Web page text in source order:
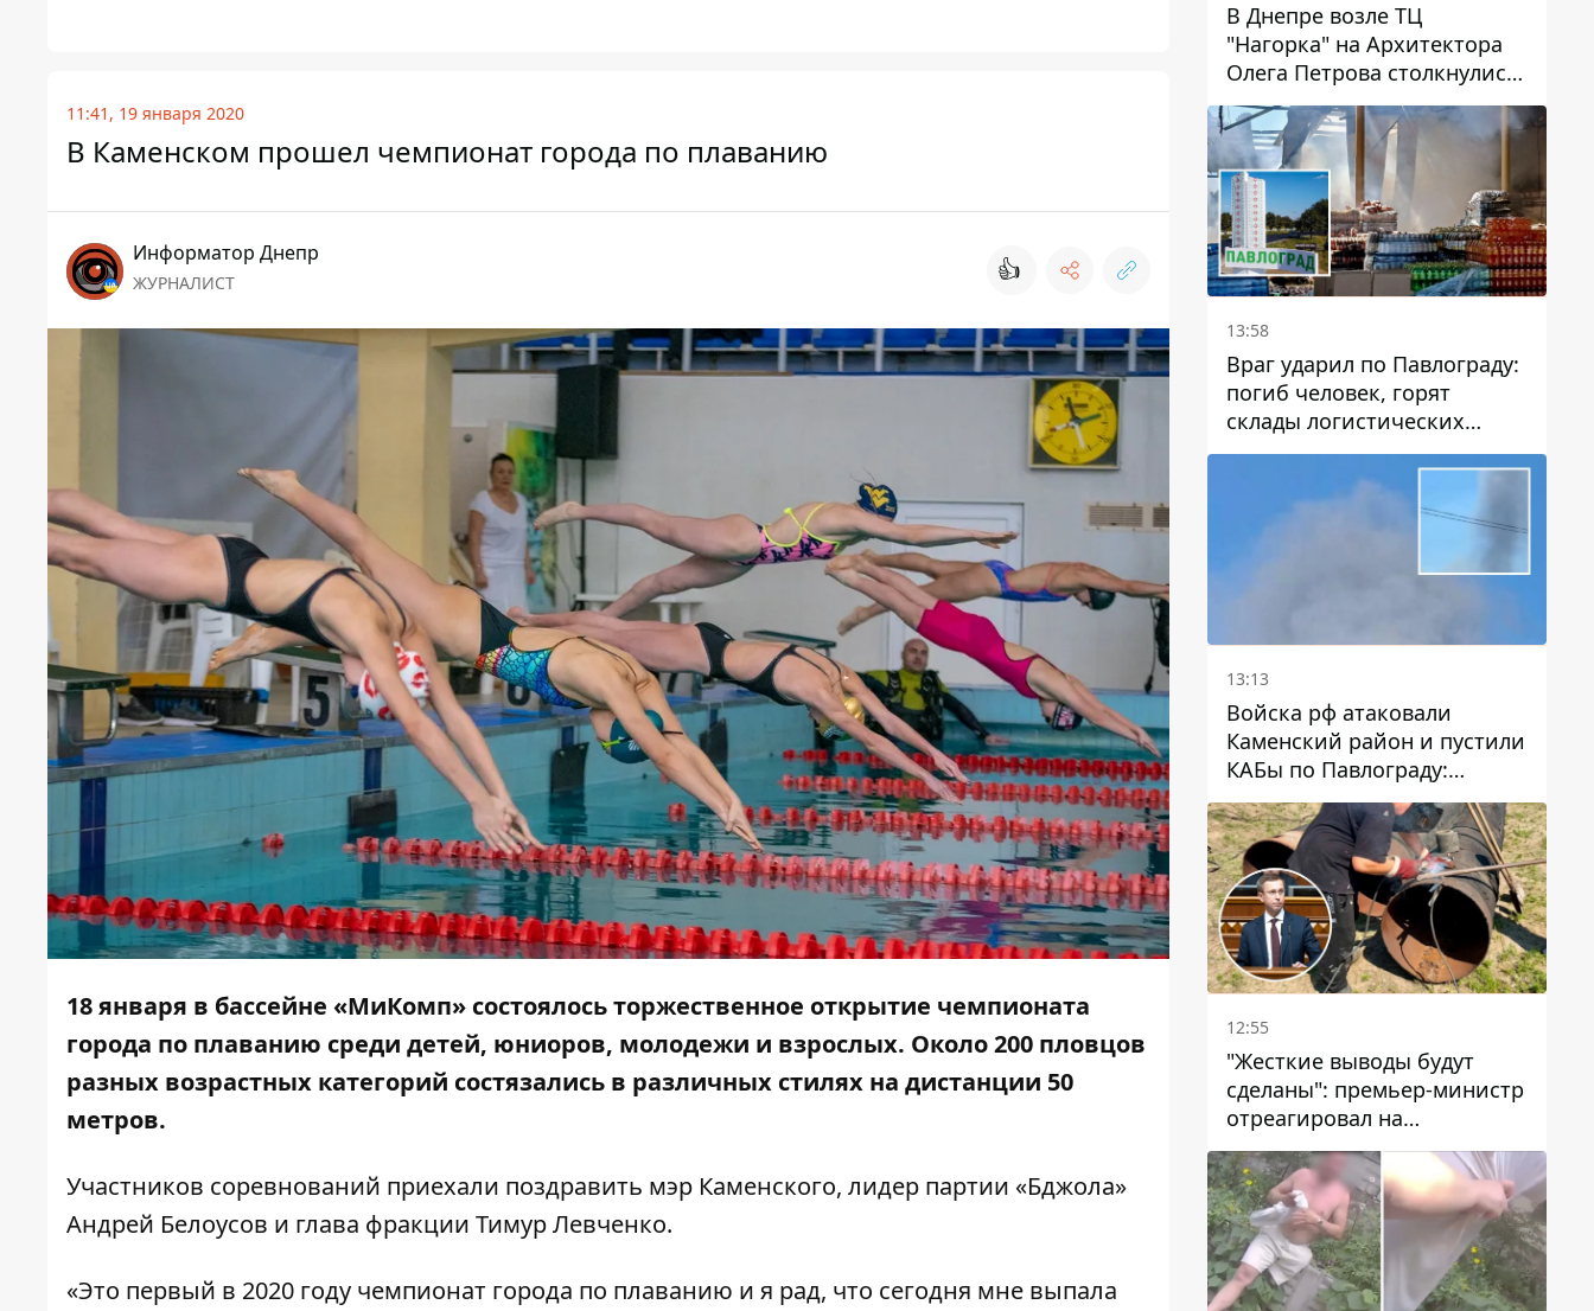
11:41, 19 января 2020
В Каменском прошел чемпионат города по плаванию
Информатор Днепр
ЖУРНАЛИСТ 👍
18 января в бассейне «МиКомп» состоялось торжественное открытие чемпионата
города по плаванию среди детей, юниоров, молодежи и взрослых. Около 200 пловцов
разных возрастных категорий состязались в различных стилях на дистанции 50
метров.
Участников соревнований приехали поздравить мэр Каменского, лидер партии «Бджола»
Андрей Белоусов и глава фракции Тимур Левченко.
«Это первый в 2020 году чемпионат города по плаванию и я рад, что сегодня мне выпала
В Днепре возле ТЦ
"Нагорка" на Архитектора
Олега Петрова столкнулись
"скорая" и Toyota: трамваи
№5 задерживаются
13:58
Враг ударил по Павлограду:
погиб человек, горят
склады логистических
компаний и магазина
13:13
Войска рф атаковали
Каменский район и пустили
КАБы по Павлограду:
пострадал мужчина, в небо
поднимается столб дыма
12:55
"Жесткие выводы будут
сделаны": премьер-министр
отреагировал на
несколькодневное
отсутствие воды в Марганце